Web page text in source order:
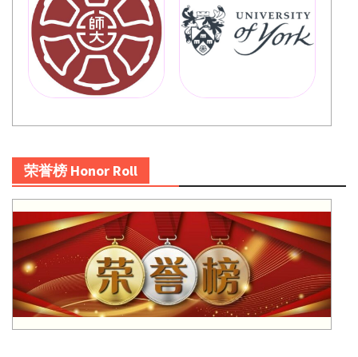
荣誉榜 Honor Roll